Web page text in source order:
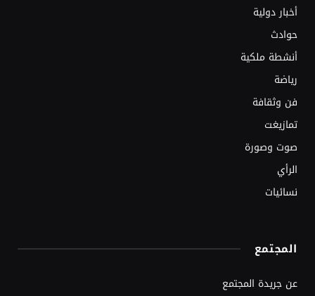
أخبار دولية
حوادث
أنشطة ملكية
رياضة
فن وثقافة
تمازيغت
صوت وصورة
الرأي
نسائيات
المجتمع
عن جريدة المجتمع